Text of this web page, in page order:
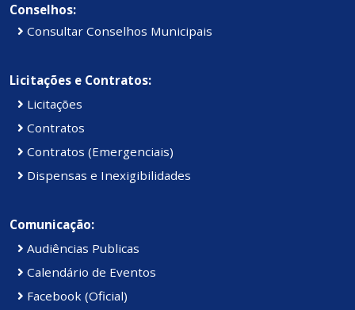
Conselhos:
Consultar Conselhos Municipais
Licitações e Contratos:
Licitações
Contratos
Contratos (Emergenciais)
Dispensas e Inexigibilidades
Comunicação:
Audiências Publicas
Calendário de Eventos
Facebook (Oficial)